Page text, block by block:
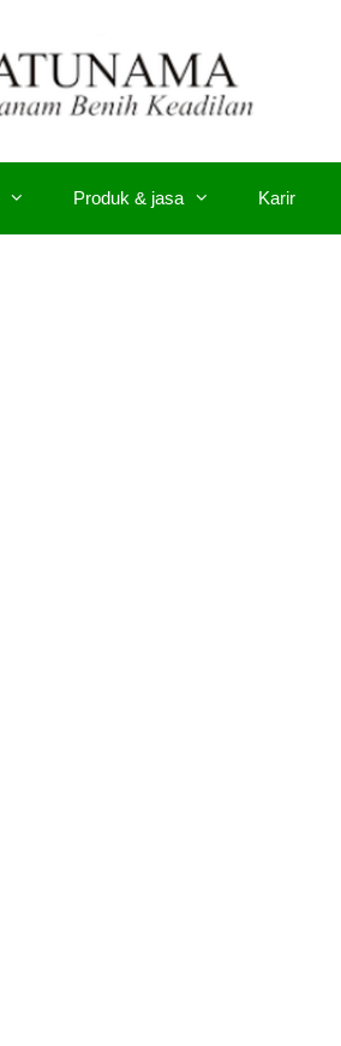
Produk & jasa Karir